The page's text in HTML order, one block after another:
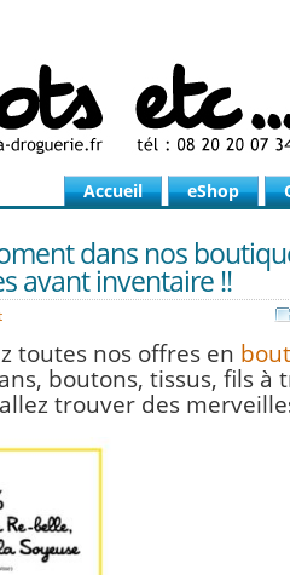
Accueil eShop
dans nos
avant inventaire !!
toutes nos offres en
boutons, tissus, fils à
trouver des